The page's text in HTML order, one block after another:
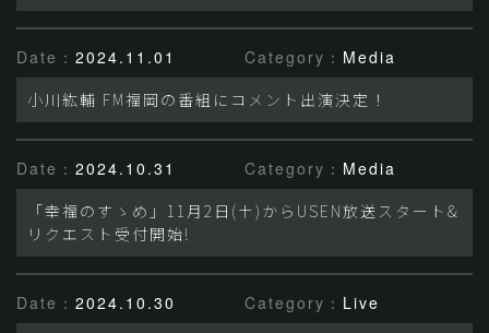
Date： 2024.11.01 Category： Media
小川紘輔 FM福岡の番組にコメント出演決定！
Date： 2024.10.31 Category： Media
「幸福のすゝめ」11月2日(土)からUSEN放送スタート&
リクエスト受付開始!
Date： 2024.10.30 Category： Live